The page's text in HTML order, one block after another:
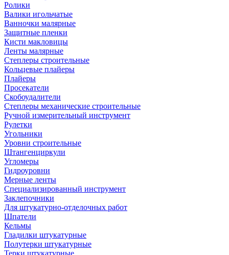
Ролики
Валики игольчатые
Ванночки малярные
Защитные пленки
Кисти макловицы
Ленты малярные
Степлеры строительные
Кольцевые плайеры
Плайеры
Просекатели
Скобоудалители
Степлеры механические строительные
Ручной измерительный инструмент
Рулетки
Угольники
Уровни строительные
Штангенциркули
Угломеры
Гидроуровни
Мерные ленты
Специализированный инструмент
Заклепочники
Для штукатурно-отделочных работ
Шпатели
Кельмы
Гладилки штукатурные
Полутерки штукатурные
Терки штукатурные